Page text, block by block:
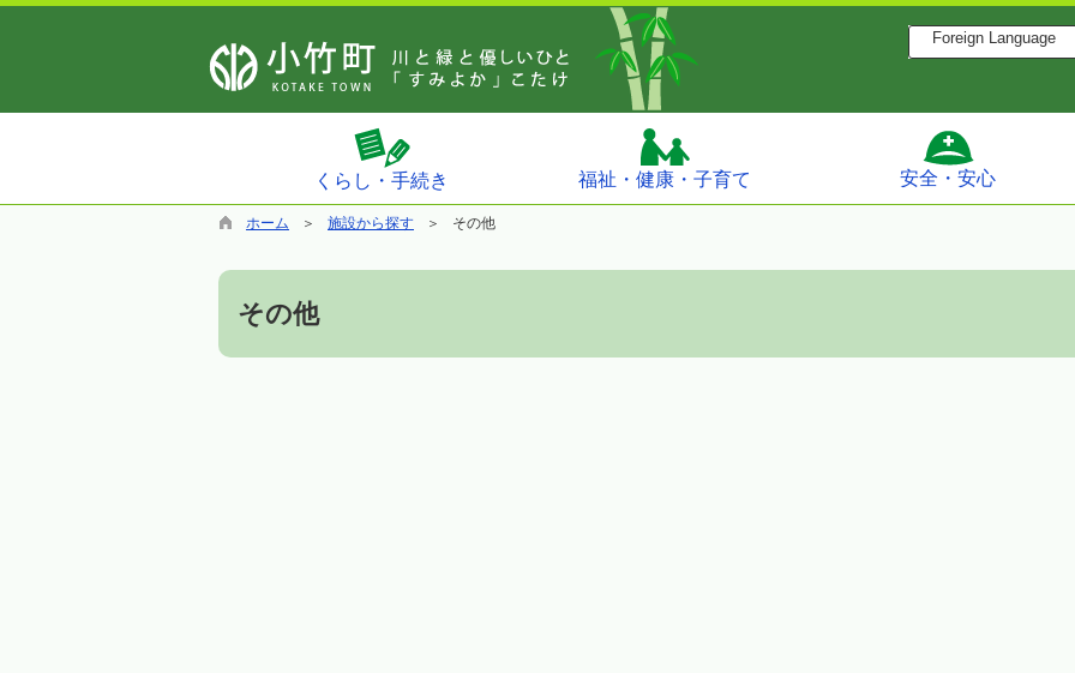
Foreign Language
くらし・手続き 福祉・健康・子育て 安全・安心
ホーム 施設から探す その他
その他